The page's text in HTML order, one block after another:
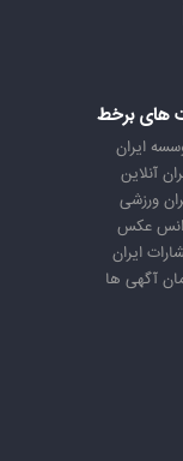
های برخط
ایران
آنلاین
ورزشی
عکس
ایران
آگهی ها